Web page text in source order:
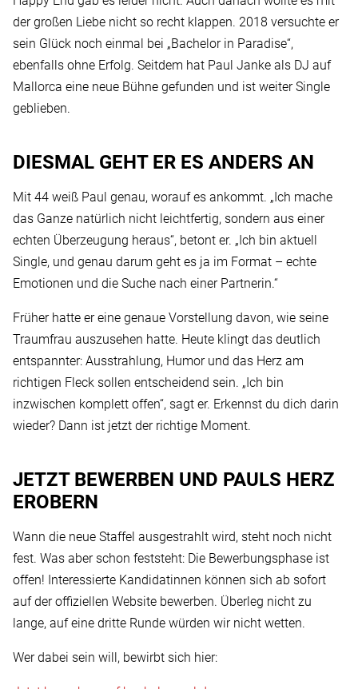
der großen Liebe nicht so recht klappen. 2018 versuchte er
sein Glück noch einmal bei „Bachelor in Paradise“,
ebenfalls ohne Erfolg. Seitdem hat Paul Janke als DJ auf
Mallorca eine neue Bühne gefunden und ist weiter Single
geblieben.
DIESMAL GEHT ER ES ANDERS AN
Mit 44 weiß Paul genau, worauf es ankommt. „Ich mache
das Ganze natürlich nicht leichtfertig, sondern aus einer
echten Überzeugung heraus“, betont er. „Ich bin aktuell
Single, und genau darum geht es ja im Format – echte
Emotionen und die Suche nach einer Partnerin.“
Früher hatte er eine genaue Vorstellung davon, wie seine
Traumfrau auszusehen hatte. Heute klingt das deutlich
entspannter: Ausstrahlung, Humor und das Herz am
richtigen Fleck sollen entscheidend sein. „Ich bin
inzwischen komplett offen“, sagt er. Erkennst du dich darin
wieder? Dann ist jetzt der richtige Moment.
JETZT BEWERBEN UND PAULS HERZ
EROBERN
Wann die neue Staffel ausgestrahlt wird, steht noch nicht
fest. Was aber schon feststeht: Die Bewerbungsphase ist
offen! Interessierte Kandidatinnen können sich ab sofort
auf der offiziellen Website bewerben. Überleg nicht zu
lange, auf eine dritte Runde würden wir nicht wetten.
Wer dabei sein will, bewirbt sich hier: